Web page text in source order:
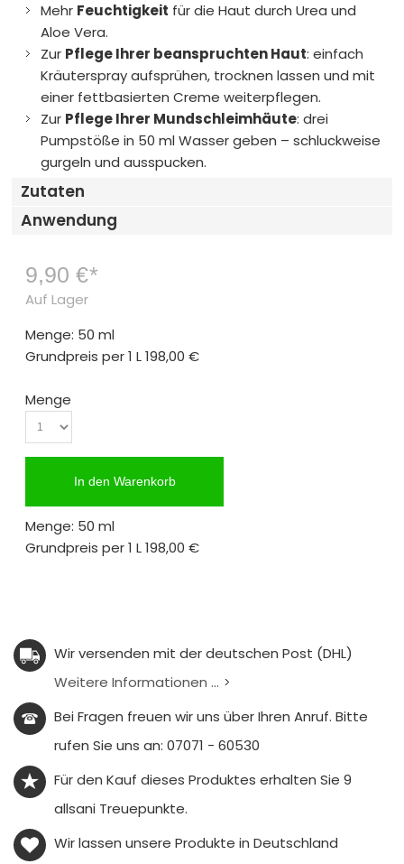
Mehr Feuchtigkeit für die Haut durch Urea und
Aloe Vera.
Zur Pflege Ihrer beanspruchten Haut: einfach
Kräuterspray aufsprühen, trocknen lassen und mit
einer fettbasierten Creme weiterpflegen.
Zur Pflege Ihrer Mundschleimhäute: drei
Pumpstöße in 50 ml Wasser geben – schluckweise
gurgeln und ausspucken.
Zutaten
Anwendung
9,90 €*
Auf Lager
Menge: 50 ml
Grundpreis per 1 L198,00 €
Menge
In den Warenkorb
Menge: 50 ml
Grundpreis per 1 L198,00 €
Wir versenden mit der deutschen Post (DHL)
Weitere Informationen ...
Bei Fragen freuen wir uns über Ihren Anruf. Bitte
rufen Sie uns an: 07071 - 60530
Für den Kauf dieses Produktes erhalten Sie 9
allsani Treuepunkte.
Wir lassen unsere Produkte in Deutschland